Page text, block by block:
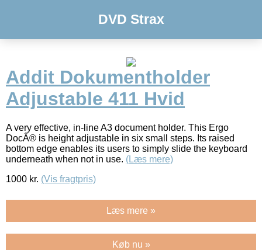
DVD Strax
Addit Dokumentholder
Adjustable 411 Hvid
A very effective, in-line A3 document holder. This Ergo
DocÂ® is height adjustable in six small steps. Its raised
bottom edge enables its users to simply slide the keyboard
underneath when not in use. (Læs mere)
1000 kr. (Vis fragtpris)
Læs mere »
Køb nu »